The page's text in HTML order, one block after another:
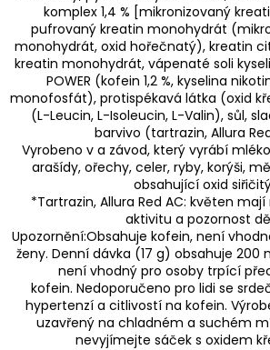
komplex 1,4 % [mikronizovaný
pufrovaný kreatin monohydrát
monohydrát, oxid hořečnatý), kreatin
kreatin monohydrát, vápenaté soli
POWER (kofein 1,2 %, kyselina
monofosfát), protispékavá látka (oxid
(L-Leucin, L-Isoleucin, L-Valin), sůl,
barvivo (tartrazin, Allura
Vyrobeno v a závod, který vyrábí
arašídy, ořechy, celer, ryby, korýši,
obsahující oxid
*Tartrazin, Allura Red AC: květen
aktivitu a pozornost
Upozornění:Obsahuje kofein, není
ženy. Denní dávka (17 g) obsahuje 200
není vhodný pro osoby trpící
kofein. Nedoporučeno pro lidi se
hypertenzí a citlivostí na kofein.
uzavřený na chladném a suchém
nevyjímejte sáček s oxidem